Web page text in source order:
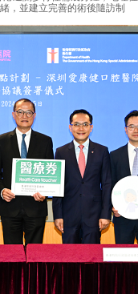
，並建立完善的術後隨訪制